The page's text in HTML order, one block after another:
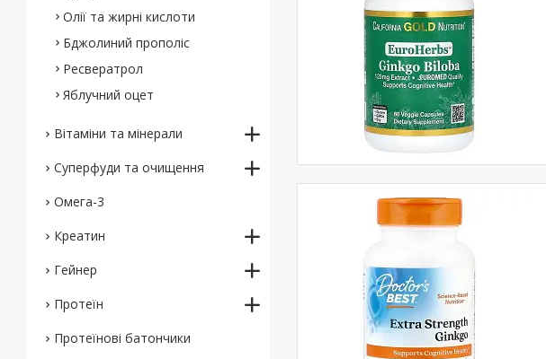
Олії та жирні кислоти
Бджолиний прополіс
Ресвератрол
Яблучний оцет
Вітаміни та мінерали
Суперфуди та очищення
Омега-3
Креатин
Гейнер
Протеїн
Протеїнові батончики